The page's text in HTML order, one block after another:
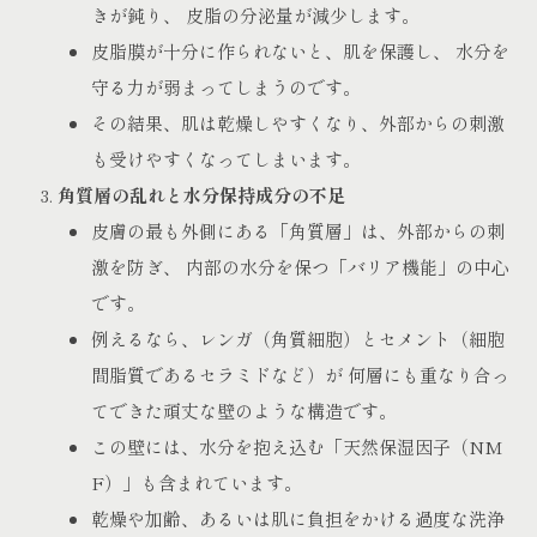
きが鈍り、 皮脂の分泌量が減少します。
皮脂膜が十分に作られないと、肌を保護し、 水分を
守る力が弱まってしまうのです。
その結果、肌は乾燥しやすくなり、外部からの刺激
も受けやすくなってしまいます。
角質層の乱れと水分保持成分の不足
皮膚の最も外側にある「角質層」は、外部からの刺
激を防ぎ、 内部の水分を保つ「バリア機能」の中心
です。
例えるなら、レンガ（角質細胞）とセメント（細胞
間脂質であるセラミドなど）が 何層にも重なり合っ
てできた頑丈な壁のような構造です。
この壁には、水分を抱え込む「天然保湿因子（NM
F）」も含まれています。
乾燥や加齢、あるいは肌に負担をかける過度な洗浄